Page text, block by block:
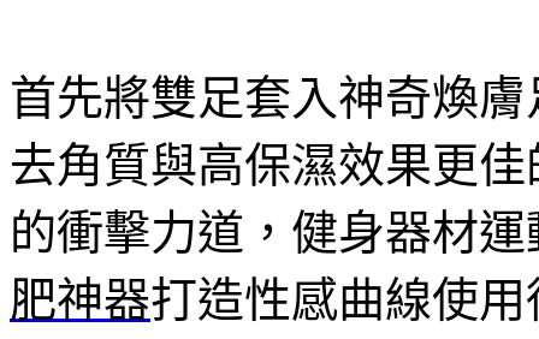
首先將雙足套入神奇煥膚
去角質與高保濕效果更
的衝擊力道，健身器材
肥神器打造性感曲線使